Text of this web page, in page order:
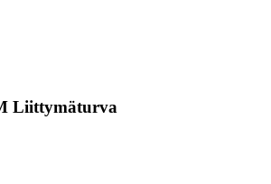
Liittymäturva